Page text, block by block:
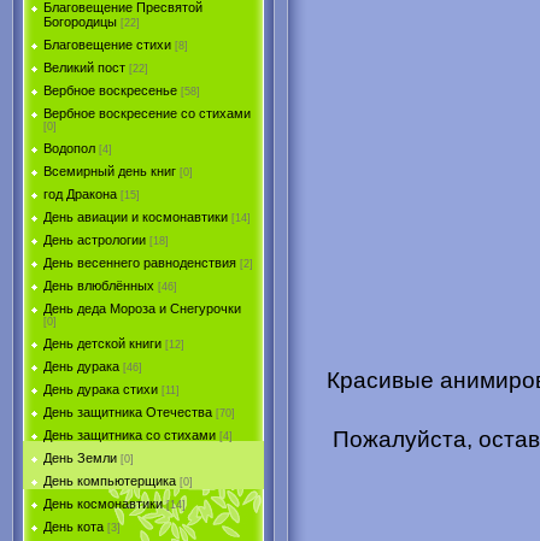
Благовещение Пресвятой
Богородицы [22]
Благовещение стихи [8]
Великий пост [22]
Вербное воскресенье [58]
Вербное воскресение со стихами
[0]
Водопол [4]
Всемирный день книг [0]
год Дракона [15]
День авиации и космонавтики [14]
День астрологии [18]
День весеннего равноденствия [2]
День влюблённых [46]
День деда Мороза и Снегурочки
[0]
День детской книги [12]
День дурака [46]
День дурака стихи [11]
День защитника Отечества [70]
День защитника со стихами [4]
День Земли [0]
День компьютерщика [0]
День космонавтики [14]
День кота [3]
Красивые
Пожалуйста,